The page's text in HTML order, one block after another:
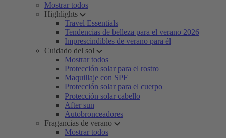
Mostrar todos
Highlights
Travel Essentials
Tendencias de belleza para el verano 2026
Imprescindibles de verano para él
Cuidado del sol
Mostrar todos
Protección solar para el rostro
Maquillaje con SPF
Protección solar para el cuerpo
Protección solar cabello
After sun
Autobronceadores
Fragancias de verano
Mostrar todos